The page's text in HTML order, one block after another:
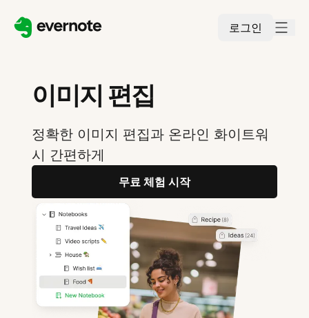
로그인
이미지 편집
정확한 이미지 편집과 온라인 화이트워
시 간편하게
무료 체험 시작